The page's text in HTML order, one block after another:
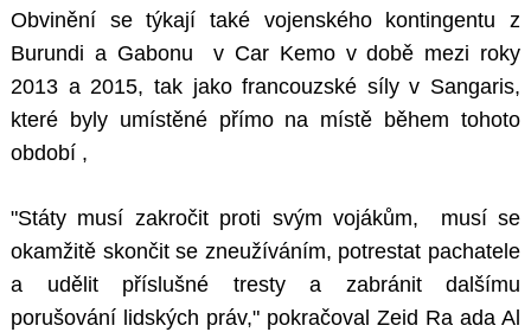
Obvinění se týkají také vojenského kontingentu z
Burundi a Gabonu v Car Kemo v době mezi roky
2013 a 2015, tak jako francouzské síly v Sangaris,
které byly umístěné přímo na místě během tohoto
období ,
"Státy musí zakročit proti svým vojákům, musí se
okamžitě skončit se zneužíváním, potrestat pachatele
a udělit příslušné tresty a zabránit dalšímu
porušování lidských práv," pokračoval Zeid Ra ada Al